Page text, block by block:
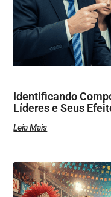
Identificando
Líderes e Seus
Leia Mais